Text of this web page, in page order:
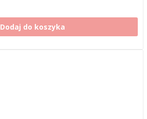
Dodaj do koszyka